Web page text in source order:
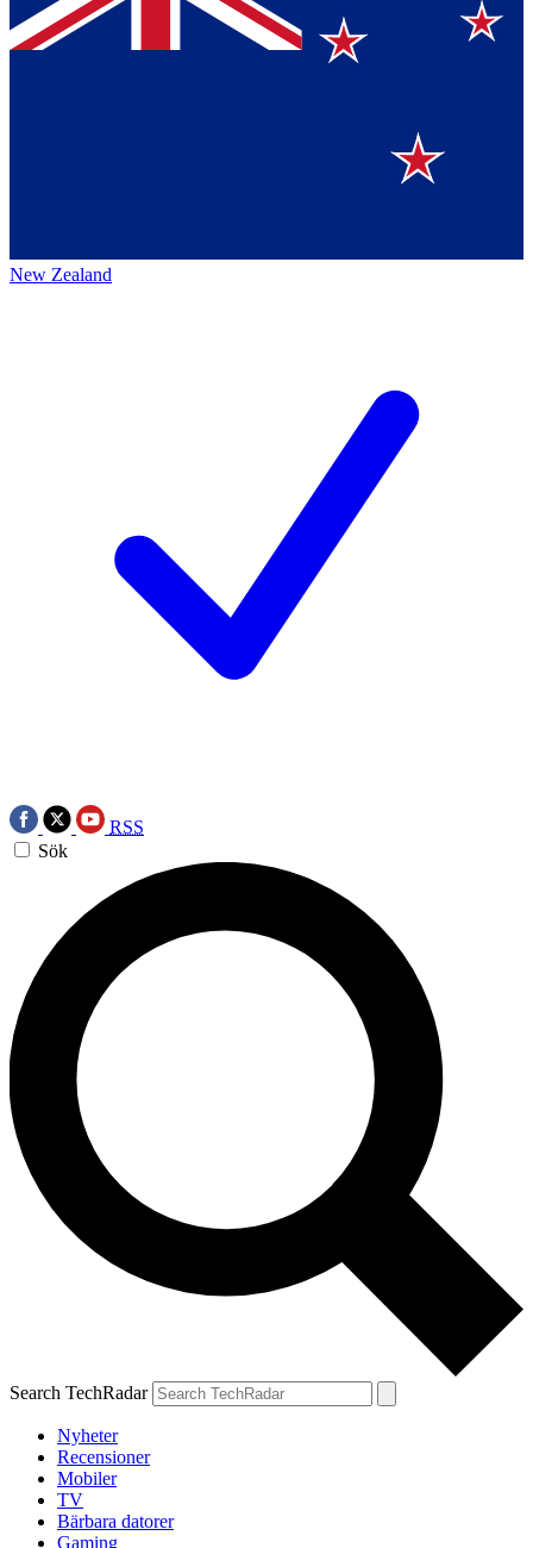
New Zealand
RSS
Sök
Search TechRadar
Nyheter
Recensioner
Mobiler
TV
Bärbara datorer
Gaming